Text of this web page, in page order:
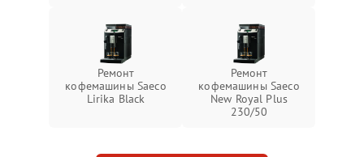
Ремонт
кофемашины Saeco
Lirika Black
Ремонт
кофемашины Saeco
New Royal Plus
230/50